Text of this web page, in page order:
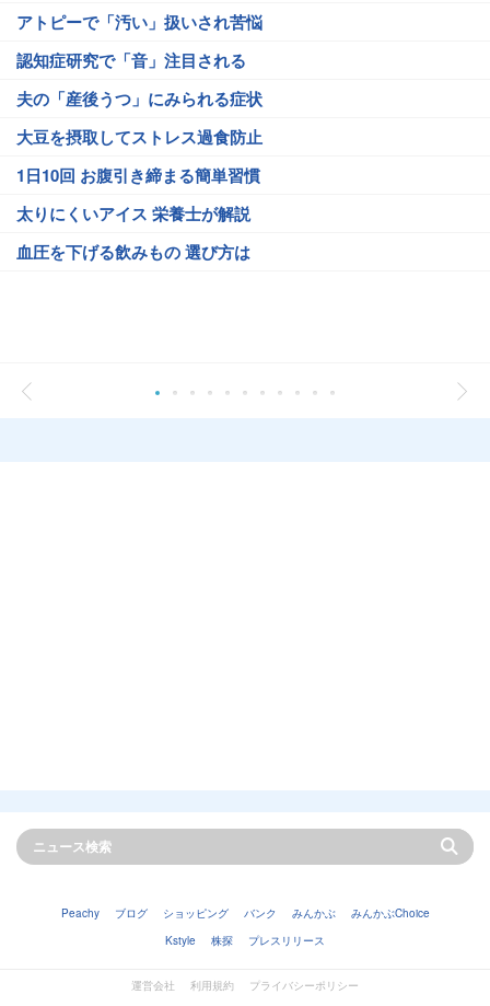
アトピーで「汚い」扱いされ苦悩
認知症研究で「音」注目される
夫の「産後うつ」にみられる症状
大豆を摂取してストレス過食防止
1日10回 お腹引き締まる簡単習慣
太りにくいアイス 栄養士が解説
血圧を下げる飲みもの 選び方は
Peachy ブログ ショッピング バンク みんかぶ
みんかぶChoice
Kstyle
株探 プレスリリース
運営会社 利用規約
プライバシーポリシー